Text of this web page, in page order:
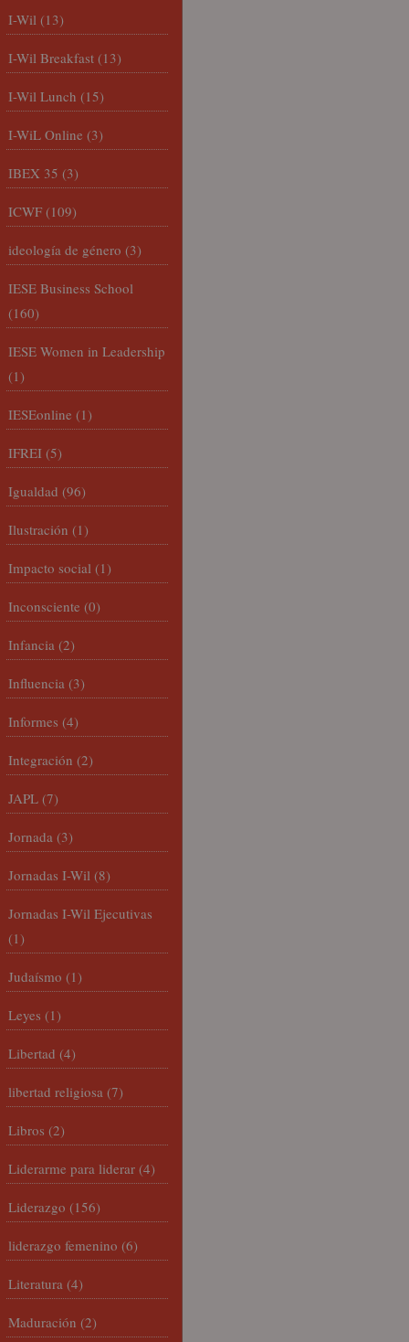
I-Wil (13)
I-Wil Breakfast (13)
I-Wil Lunch (15)
I-WiL Online (3)
IBEX 35 (3)
ICWF (109)
ideología de género (3)
IESE Business School
(160)
IESE Women in Leadership
(1)
IESEonline (1)
IFREI (5)
Igualdad (96)
Ilustración (1)
Impacto social (1)
Inconsciente (0)
Infancia (2)
Influencia (3)
Informes (4)
Integración (2)
JAPL (7)
Jornada (3)
Jornadas I-Wil (8)
Jornadas I-Wil Ejecutivas
(1)
Judaísmo (1)
Leyes (1)
Libertad (4)
libertad religiosa (7)
Libros (2)
Liderarme para liderar (4)
Liderazgo (156)
liderazgo femenino (6)
Literatura (4)
Maduración (2)